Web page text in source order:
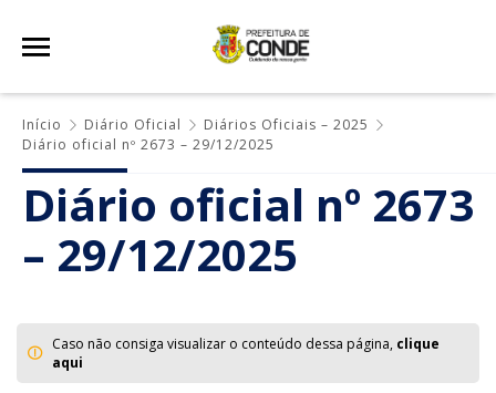
Início Diário Oficial
Diários Oficiais – 2025
Diário oficial nº 2673 – 29/12/2025
Diário oficial nº 2673
– 29/12/2025
Caso não consiga visualizar o conteúdo dessa página, clique
aqui